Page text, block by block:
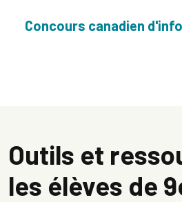
Concours canadien
Outils et
les élèves de